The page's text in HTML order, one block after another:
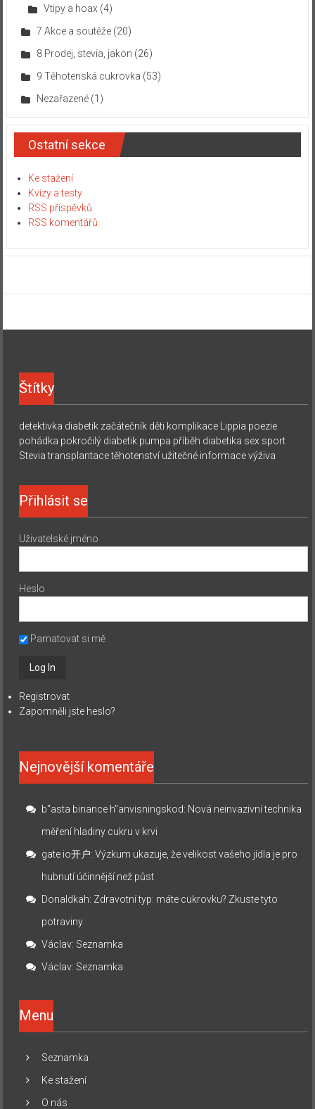
Vtipy a hoax (4)
7 Akce a soutěže(20)
8 Prodej, stevia, jakon (26)
9 Těhotenská cukrovka (53)
Nezařazené(1)
Ostatní sekce
Ke stažení
Kvízy a testy
RSS příspěvků
RSS komentářů
Štítky
detektivka diabetik začátečník děti komplikace Lippia poezie
pohádka pokročilý diabetik pumpa příběh diabetika sex sport
Stevia transplantace těhotenství užitečné informace výživa
Přihlásit se
Uživatelské jméno
Heslo
Pamatovat si mě
Registrovat
Zapomněli jste heslo?
Nejnovější komentáře
b"asta binance h"anvisningskod: Nová neinvazivní technika
měření hladiny cukru v krvi
gate io开户:Výzkum ukazuje, že velikost vašeho jídla je pro
hubnutí účinnější než půst
Donaldkah: Zdravotní typ: máte cukrovku? Zkuste tyto
potraviny
Václav: Seznamka
Václav: Seznamka
Menu
Seznamka
Ke stažení
O nás